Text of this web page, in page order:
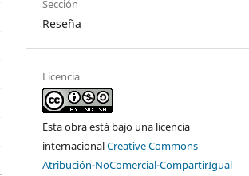
Sección
Reseña
Licencia
Esta obra está bajo una licencia
internacionalCreative Commons
Atribución-NoComercial-CompartirIgual